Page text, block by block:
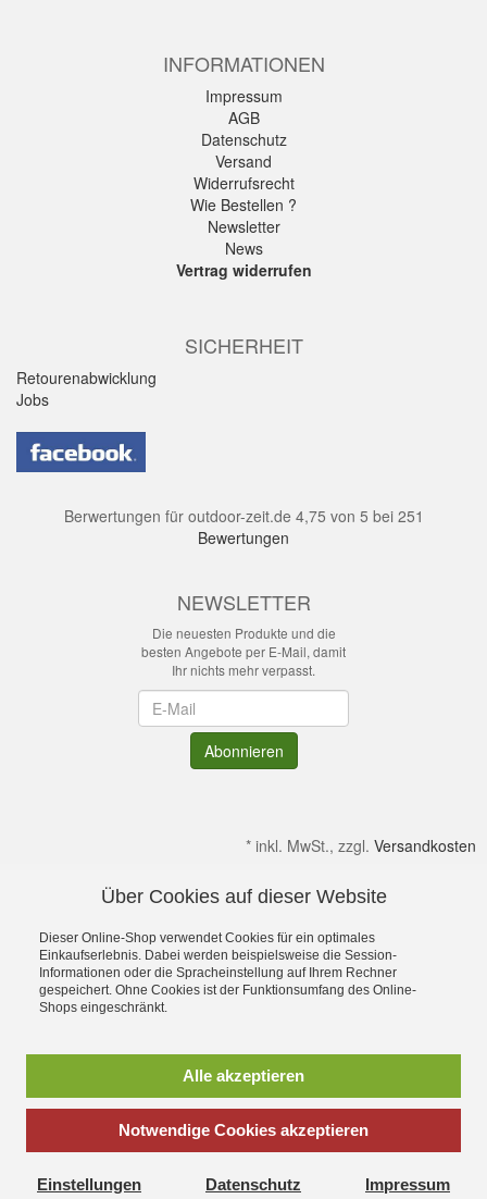
INFORMATIONEN
Impressum
AGB
Datenschutz
Versand
Widerrufsrecht
Wie Bestellen ?
Newsletter
News
Vertrag widerrufen
SICHERHEIT
Retourenabwicklung
Jobs
Berwertungen für outdoor-zeit.de 4,75 von 5 bei 251
Bewertungen
NEWSLETTER
Die neuesten Produkte und die
besten Angebote per E-Mail, damit
Ihr nichts mehr verpasst.
Abonnieren
* inkl. MwSt., zzgl. Versandkosten
Irrtümer & kleine Produktabweichungen vorbehalten!
Gültig solange Verfügbar. Die Abbildungen enthalten teilweise
Dekoration bzw. Zusatzausstattung. Preise gelten ohne diese.
Alle Rechte an Namen, Beschreibungen sowie Bildern gehören
Schorndorf,Göppingen,Heidenheim und Schwäbisch Gmünd
Sie suchen einen Seminarraum, Tagungsraum oder einen
Schulungsraum zum mieten, dann wäre unserSeminar und
Schulungs Stadlvielleicht das richtige
© 2002 - 2024 Outdoor-Zeit:Outdoor Shop für
Teller und
Über Cookies auf dieser Website
Dieser Online-Shop verwendet Cookies für ein optimales
Einkaufserlebnis. Dabei werden beispielsweise die Session-
Informationen oder die Spracheinstellung auf Ihrem Rechner
gespeichert. Ohne Cookies ist der Funktionsumfang des Online-
Shops eingeschränkt.
Alle akzeptieren
Notwendige Cookies akzeptieren
Einstellungen Datenschutz Impressum